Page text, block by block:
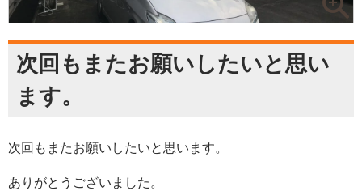
次回もまたお願いしたいと思い
ます。
次回もまたお願いしたいと思います。
ありがとうございました。